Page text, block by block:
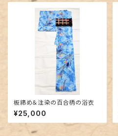
板締め＆注染の百合柄の浴衣
¥25,000